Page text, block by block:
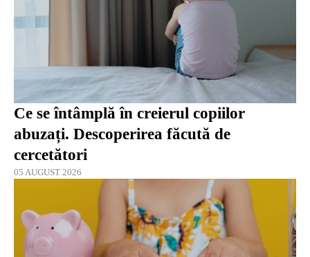
Ce se întâmplă în creierul copiilor
abuzați. Descoperirea făcută de
cercetători
05 AUGUST 2026